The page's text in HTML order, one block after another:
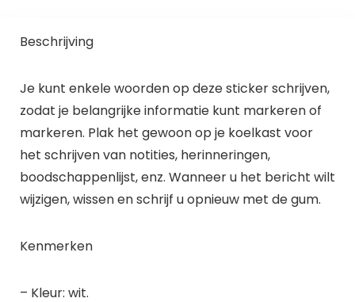
Beschrijving
Je kunt enkele woorden op deze sticker schrijven,
zodat je belangrijke informatie kunt markeren of
markeren. Plak het gewoon op je koelkast voor
het schrijven van notities, herinneringen,
boodschappenlijst, enz. Wanneer u het bericht wilt
wijzigen, wissen en schrijf u opnieuw met de gum.
Kenmerken
– Kleur: wit.